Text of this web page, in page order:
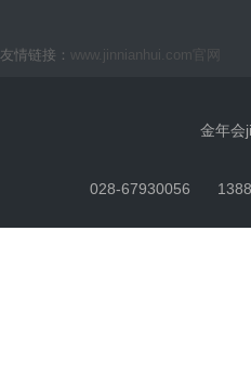
友情链接： www.jinnianhui.com官网
金年会
028-67930056